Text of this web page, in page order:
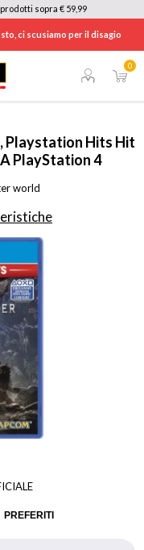
sopra € 59,99
ci scusiamo per il disagio
0
Playstation Hits Hit
PlayStation 4
world
PREFERITI